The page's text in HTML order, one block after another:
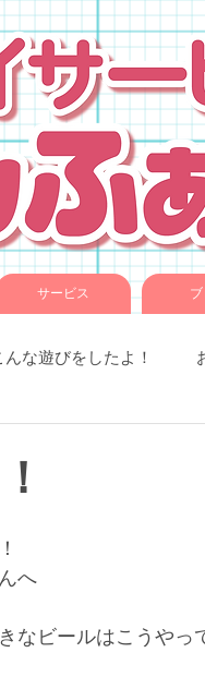
サービス
んな遊びをしたよ！
子
へ
なビールはこうやっ